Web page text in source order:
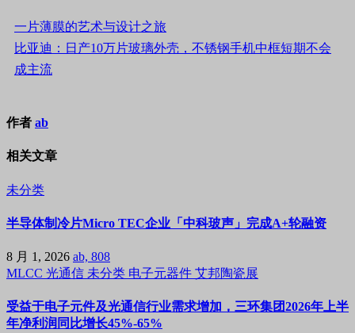
一片薄膜的艺术与设计之旅
比亚迪：日产10万片玻璃外壳，不锈钢手机中框短期不会
成主流
作者 ab
相关文章
未分类
半导体制冷片Micro TEC企业「中科玻声」完成A+轮融资
8 月 1, 2026 ab, 808
MLCC 光通信 未分类 电子元器件 艾邦陶瓷展
受益于电子元件及光通信行业需求增加，三环集团2026年上半
年净利润同比增长45%-65%